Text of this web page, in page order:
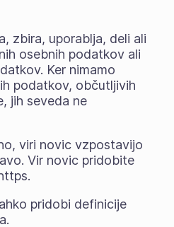
zbira, uporablja, deli ali
osebnih podatkov ali
Ker nimamo
podatkov, občutljivih
jih seveda ne
viri novic vzpostavijo
Vir novic pridobite
pridobi definicije